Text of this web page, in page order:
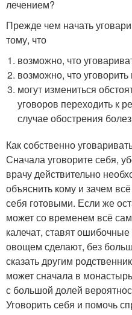
лечением?
Прежде чем начать
тому, что
возможно, что
возможно, что
могут измениться
уговоров переходить к
случае обострения
Как собственно
Сначала уговорите себя,
врачу действительно
объяснить кому и зачем
себя готовыми. Если же
может со временем всё
калечат, ставят
овощем сделают, без
сказать другим
может сначала в
с большой долей
Уговорить себя и помочь